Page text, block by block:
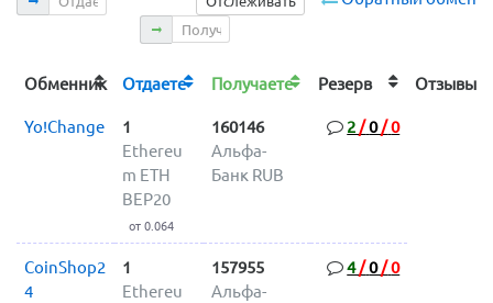
Получаете
Обменник Отдаете Получаете Резерв
Yo!Change
1
Ethereu
m ETH
BEP20
от 0.064
160146
Альфа-
Банк RUB
2 /0/0
CoinShop2
4
1
Ethereu
157955
Альфа-
4/0/0